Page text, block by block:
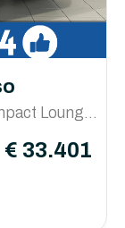
Lounge
€ 33.401